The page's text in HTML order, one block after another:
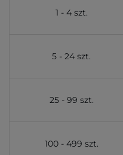
1 - 4 szt.
5 - 24 szt.
25 - 99 szt.
100 - 499 szt.